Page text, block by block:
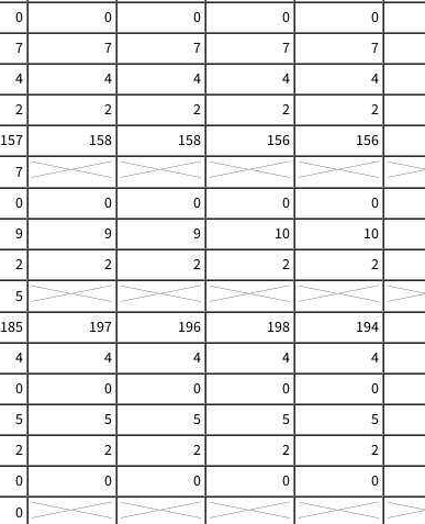
0 0 0 0
0
7 7 7 7
7
4 4 4 4
4
2 2 2 2
2
157 158 158 156
156
7
0 0 0 0
0
9 9 9 10
10
2 2 2 2
2
5
185 197 196 198
194
4 4 4 4
4
0 0 0 0
0
5 5 5 5
5
2 2 2 2
2
0 0 0 0
0
0